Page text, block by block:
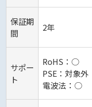
保証期
間
2年
サポー
ト
RoHS：○
PSE：対象外
電波法：○